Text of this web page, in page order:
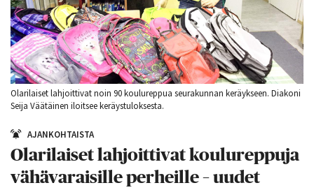
Olarilaiset lahjoittivat noin 90 koulureppua seurakunnan keräykseen. Diakoni
Seija Väätäinen iloitsee keräystuloksesta.
AJANKOHTAISTA
Olarilaiset lahjoittivat koulureppuja
vähävaraisille perheille – uudet